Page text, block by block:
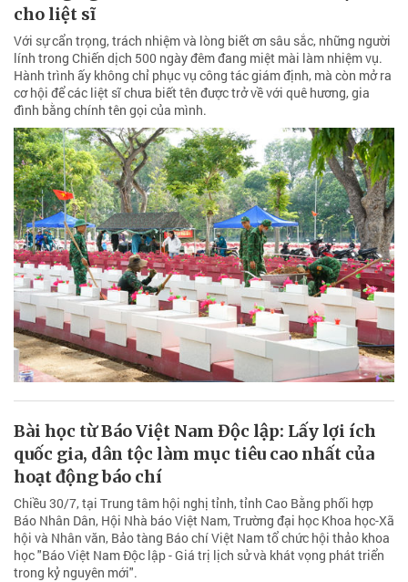
cho liệt sĩ
Với sự cẩn trọng, trách nhiệm và lòng biết ơn sâu sắc, những người
lính trong Chiến dịch 500 ngày đêm đang miệt mài làm nhiệm vụ.
Hành trình ấy không chỉ phục vụ công tác giám định, mà còn mở ra
cơ hội để các liệt sĩ chưa biết tên được trở về với quê hương, gia
đình bằng chính tên gọi của mình.
Bài học từ Báo Việt Nam Độc lập: Lấy lợi ích
quốc gia, dân tộc làm mục tiêu cao nhất của
hoạt động báo chí
Chiều 30/7, tại Trung tâm hội nghị tỉnh, tỉnh Cao Bằng phối hợp
Báo Nhân Dân, Hội Nhà báo Việt Nam, Trường đại học Khoa học-Xã
hội và Nhân văn, Bảo tàng Báo chí Việt Nam tổ chức hội thảo khoa
học "Báo Việt Nam Độc lập - Giá trị lịch sử và khát vọng phát triển
trong kỷ nguyên mới".